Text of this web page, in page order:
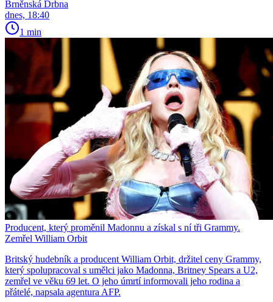
Brněnská Drbna
dnes, 18:40
1 min
Producent, který proměnil Madonnu a získal s ní tři Grammy.
Zemřel William Orbit
Britský hudebník a producent William Orbit, držitel ceny Grammy,
který spolupracoval s umělci jako Madonna, Britney Spears a U2,
zemřel ve věku 69 let. O jeho úmrtí informovali jeho rodina a
přátelé, napsala agentura AFP.